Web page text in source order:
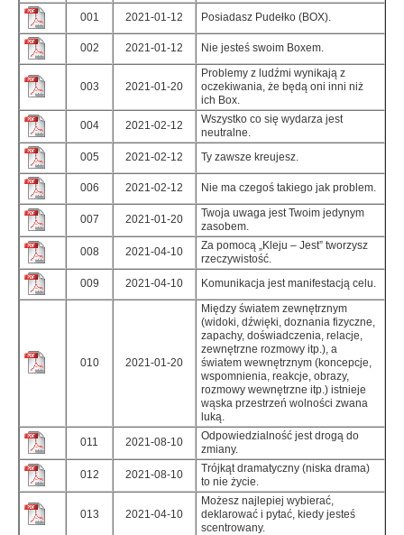
001
2021-01-12 Posiadasz Pudełko (BOX).
002 2021-01-12 Nie jesteś swoim Boxem.
003 2021-01-20
Problemy z ludźmi wynikają z
oczekiwania, że będą oni inni niż
ich Box.
004
2021-02-12
Wszystko co się wydarza jest
neutralne.
005
2021-02-12 Ty zawsze kreujesz.
006 2021-02-12 Nie ma czegoś takiego jak problem.
007 2021-01-20
Twoja uwaga jest Twoim jedynym
zasobem.
008
2021-04-10
Za pomocą „Kleju – Jest” tworzysz
rzeczywistość.
009
2021-04-10 Komunikacja jest manifestacją celu.
010 2021-01-20
Między światem zewnętrznym
(widoki, dźwięki, doznania fizyczne,
zapachy, doświadczenia, relacje,
zewnętrzne rozmowy itp.), a
światem wewnętrznym (koncepcje,
wspomnienia, reakcje, obrazy,
rozmowy wewnętrzne itp.) istnieje
wąska przestrzeń wolności zwana
luką.
011
2021-08-10
Odpowiedzialność jest drogą do
zmiany.
012
2021-08-10
Trójkąt dramatyczny (niska drama)
to nie życie.
013 2021-04-10
Możesz najlepiej wybierać,
deklarować i pytać, kiedy jesteś
scentrowany.